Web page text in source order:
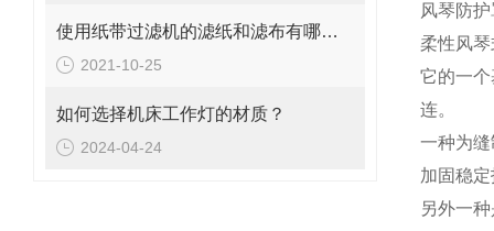
使用纸带过滤机的滤纸和滤布有哪些不同
2021-10-25
如何选择机床工作灯的材质？
2024-04-24
风琴防
柔性风
它的一
连。
一种为
加固稳
另外一